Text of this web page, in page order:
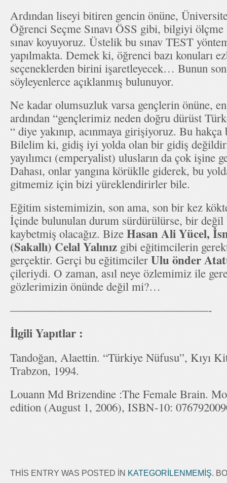
Ardından liseyi bitiren gencin önüne,
Öğrenci Seçme Sınavı ÖSS gibi, bilgiyi
sınav koyuyoruz. Üstelik bu sınav TEST
yapılmakta. Demek ki, öğrenci bazı konuları
seçeneklerden birini işaretleyecek… Bunun
söyleyenlerce açıklanmış bulunuyor.
Ne kadar olumsuzluk varsa gençlerin önüne,
ardından “gençlerimiz neden doğru dürüst
“ diye yakınıp, acınmaya girişiyoruz. Bu
Bilelim ki, gidiş iyi yolda olan bir gidiş
yayılımcı (emperyalist) ulusların da çok işine
Dahası, onlar yangına körüklle giderek, bu
gitmemiz için bizi yüreklendirirler bile.
Eğitim sistemimizin, son ama, son bir kez
İçinde bulunulan durum sürdürülürse, bir değil
kaybetmiş olacağız. Bize Hasan Ali Yücel,
(Sakallı) Celal Yalınız gibi eğitimcilerin
gerçektir. Gerçi bu eğitimciler Ulu önder
çileriydi. O zaman, asıl neye özlemimiz ile
gözlerimizin önünde değil mi?…
—————————————————-
İlgili Yapıtlar :
Tandoğan, Alaettin. “Türkiye Nüfusu”, Kıyı
Trabzon, 1994.
Louann Md Brizendine :The Female Brain.
edition (August 1, 2006), ISBN-10:
THIS ENTRY WAS POSTED IN KATEGORILENMEMIŞ.